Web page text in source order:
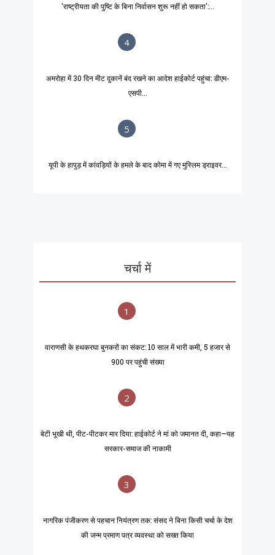
'राष्ट्रीयता की पुष्टि के बिना निर्वासन शुरू नहीं हो सकता':...
4
अमरोहा में 30 दिन मीट दुकानें बंद रखने का आदेश हाईकोर्ट पहुंचा: डीएम-
एसपी...
5
यूपी के हापुड़ में कांवड़ियों के हमले के बाद कोमा में गए मुस्लिम ड्राइवर...
चर्चा में
1
वाराणसी के हथकरघा बुनकरों का संकट: 10 साल में भारी कमी, 5 हजार से
900 पर पहुंची संख्या
2
बेटी भूखी थी, पीट-पीटकर मार दिया: हाईकोर्ट ने मां को जमानत दी, कहा—यह
सरकार-समाज की नाकामी
3
नागरिक पंजीकरण से पहचान नियंत्रण तक: संसद ने बिना किसी चर्चा के देश
की जन्म प्रमाण पत्र व्यवस्था को सख्त किया